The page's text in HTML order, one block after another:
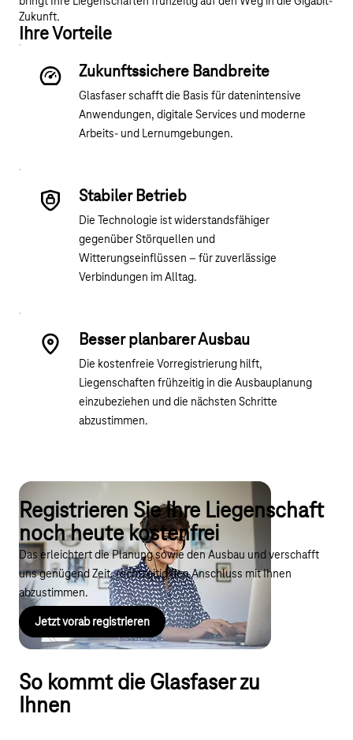
Zukunft.
Ihre Vorteile
Zukunftssichere Bandbreite
Glasfaser schafft die Basis für datenintensive
Anwendungen, digitale Services und moderne
Arbeits- und Lernumgebungen.
Stabiler Betrieb
Die Technologie ist widerstandsfähiger
gegenüber Störquellen und
Witterungseinflüssen – für zuverlässige
Verbindungen im Alltag.
Besser planbarer Ausbau
Die kostenfreie Vorregistrierung hilft,
Liegenschaften frühzeitig in die Ausbauplanung
einzubeziehen und die nächsten Schritte
abzustimmen.
Registrieren Sie Ihre Liegenschaft
noch heute kostenfrei
Das erleichtert die Planung sowie den Ausbau und verschafft
uns genügend Zeit, rechtzeitig den Anschluss mit Ihnen
abzustimmen.
Jetzt vorab registrieren
So kommt die Glasfaser zu
Ihnen